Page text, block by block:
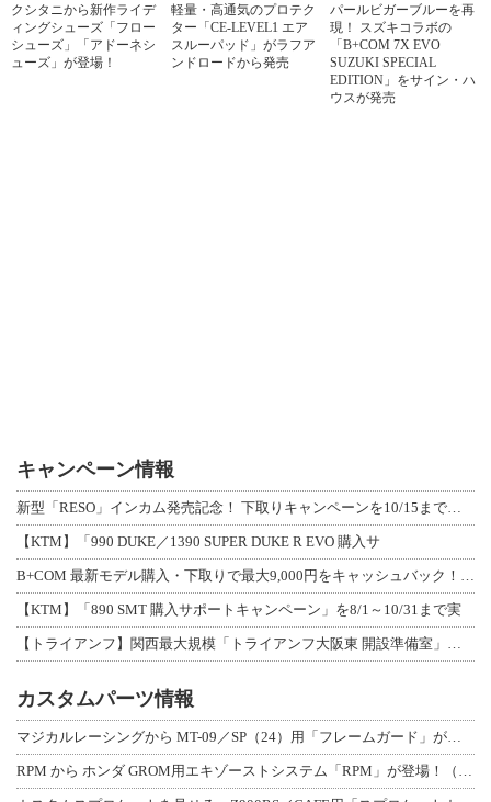
クシタニから新作ライデ
ィングシューズ「フロー
シューズ」「アドーネシ
ューズ」が登場！
軽量・高通気のプロテク
ター「CE-LEVEL1 エア
スルーパッド」がラフア
ンドロードから発売
パールビガーブルーを再
現！ スズキコラボの
「B+COM 7X EVO
SUZUKI SPECIAL
EDITION」をサイン・ハ
ウスが発売
キャンペーン情報
【KTM】「990 DUKE／1390 SUPER DUKE R EVO 購入サ
【KTM】「890 SMT 購入サポートキャンペーン」を8/1～10/31まで実
カスタムパーツ情報